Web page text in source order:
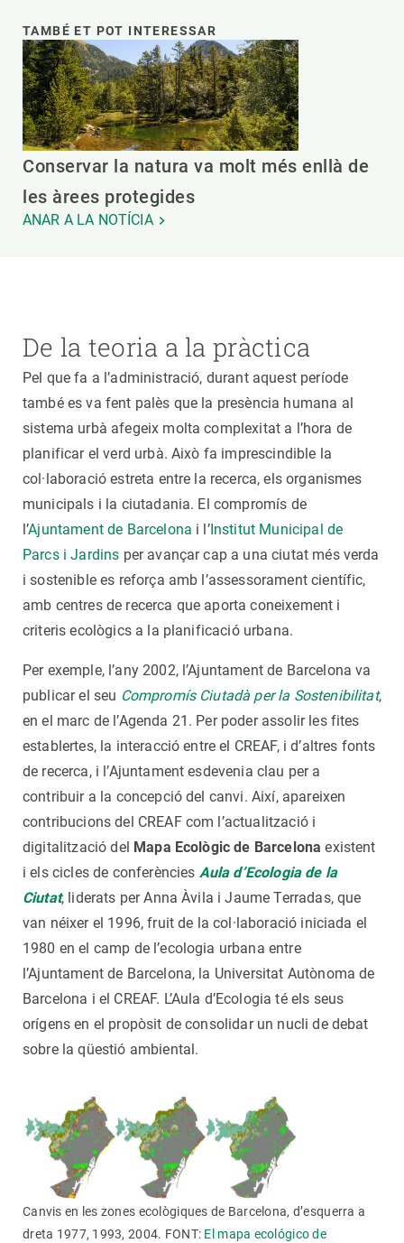
TAMBÉ ET POT INTERESSAR
Conservar la natura va molt més enllà de
les àrees protegides
ANAR A LA NOTÍCIA
De la teoria a la pràctica
Pel que fa a l’administració, durant aquest període
també es va fent palès que la presència humana al
sistema urbà afegeix molta complexitat a l’hora de
planificar el verd urbà. Això fa imprescindible la
col·laboració estreta entre la recerca, els organismes
municipals i la ciutadania. El compromís de
l’Ajuntament de Barcelona i l’Institut Municipal de
Parcs i Jardins per avançar cap a una ciutat més verda
i sostenible es reforça amb l’assessorament científic,
amb centres de recerca que aporta coneixement i
criteris ecològics a la planificació urbana.
Per exemple, l’any 2002, l’Ajuntament de Barcelona va
publicar el seu Compromís Ciutadà per la Sostenibilitat,
en el marc de l’Agenda 21. Per poder assolir les fites
establertes, la interacció entre el CREAF, i d’altres fonts
de recerca, i l’Ajuntament esdevenia clau per a
contribuir a la concepció del canvi. Així, apareixen
contribucions del CREAF com l’actualització i
digitalització del Mapa Ecològic de Barcelona existent
i els cicles de conferències Aula d’Ecologia de la
Ciutat, liderats per Anna Àvila i Jaume Terradas, que
van néixer el 1996, fruit de la col·laboració iniciada el
1980 en el camp de l’ecologia urbana entre
l’Ajuntament de Barcelona, la Universitat Autònoma de
Barcelona i el CREAF. L’Aula d’Ecologia té els seus
orígens en el propòsit de consolidar un nucli de debat
sobre la qüestió ambiental.
Canvis en les zones ecològiques de Barcelona, d’esquerra a
dreta 1977, 1993, 2004. FONT: El mapa ecológico de